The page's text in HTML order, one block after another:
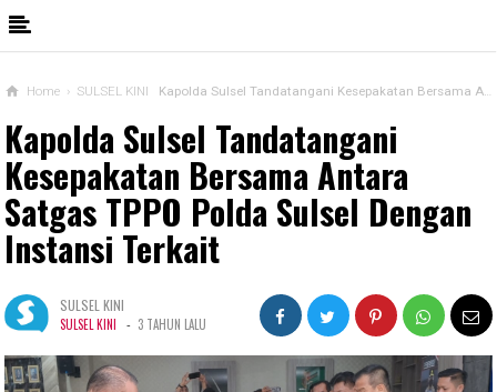
Home › SULSEL KINI Kapolda Sulsel Tandatangani Kesepakatan Bersama Antara Satgas TPPO Polda Sulsel Dengan Instansi Terkait
Kapolda Sulsel Tandatangani
Kesepakatan Bersama Antara
Satgas TPPO Polda Sulsel Dengan
Instansi Terkait
SULSEL KINI
SULSEL KINI - 3 TAHUN LALU